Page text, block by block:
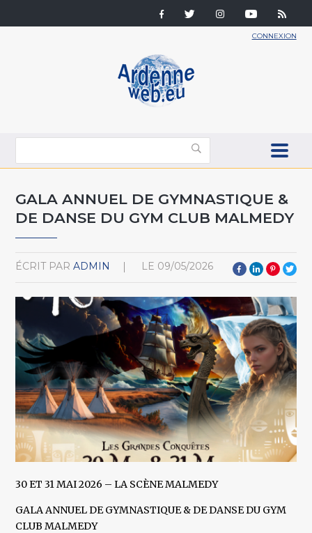
CONNEXION
GALA ANNUEL DE GYMNASTIQUE &
DE DANSE DU GYM CLUB MALMEDY
ÉCRIT PAR ADMIN LE 09/05/2026
30 ET 31 MAI 2026 – LA SCÈNE MALMEDY
GALA ANNUEL DE GYMNASTIQUE & DE DANSE DU GYM
CLUB MALMEDY